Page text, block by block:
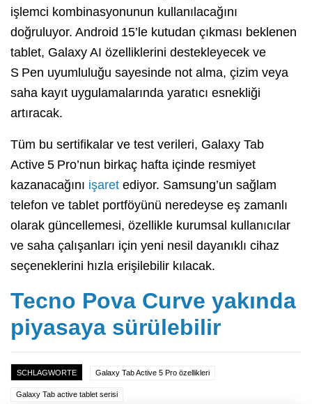
işlemci kombinasyonunun kullanılacağını
doğruluyor. Android 15’le kutudan çıkması beklenen
tablet, Galaxy AI özelliklerini destekleyecek ve
S Pen uyumluluğu sayesinde not alma, çizim veya
saha kayıt uygulamalarında yaratıcı esnekliği
artıracak.
Tüm bu sertifikalar ve test verileri, Galaxy Tab
Active 5 Pro’nun birkaç hafta içinde resmiyet
kazanacağını işaret ediyor. Samsung’un sağlam
telefon ve tablet portföyünü neredeyse eş zamanlı
olarak güncellemesi, özellikle kurumsal kullanıcılar
ve saha çalışanları için yeni nesil dayanıklı cihaz
seçeneklerini hızla erişilebilir kılacak.
Tecno Pova Curve yakında
piyasaya sürülebilir
SCHLAGWORTE Galaxy Tab Active 5 Pro özellikleri
Galaxy Tab active tablet serisi